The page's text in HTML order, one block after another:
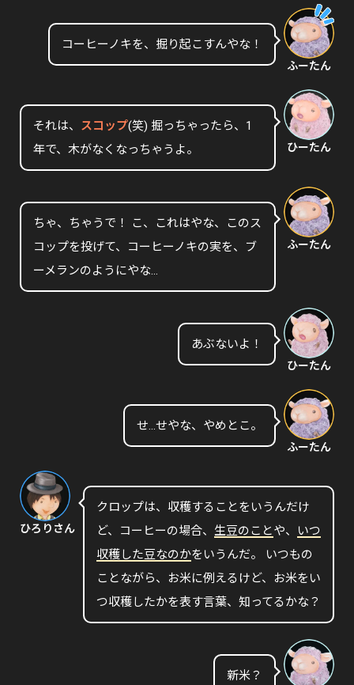
コーヒーノキを、掘り起こすんやな！
ふーたん
それは、 スコップ(笑) 掘っちゃったら、1
年で、木がなくなっちゃうよ。
ひーたん
ちゃ、ちゃうで！ こ、これはやな、このス
コップを投げて、コーヒーノキの実を、ブ
ーメランのようにやな…
ふーたん
あぶないよ！
ひーたん
せ…せやな、やめとこ。
ふーたん
ひろりさん
クロップは、収穫することをいうんだけ
ど、コーヒーの場合、 生豆のことや、
いつ
収穫した豆なのかをいうんだ。 いつもの
ことながら、お米に例えるけど、お米をい
つ収穫したかを表す言葉、知ってるかな？
新米？